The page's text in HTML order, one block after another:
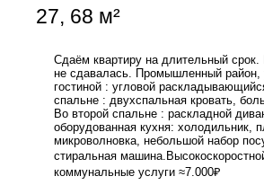
27, 68 м²
Сдаём квартиру на длительный
не сдавалась. Промышленный район,
гостиной : угловой
спальне : двухспальная кровать,
Во второй спальне : раскладной
оборудованная кухня: холодильник,
микроволновка, небольшой набор
стиральная
коммунальные услуги ≈7.000₽